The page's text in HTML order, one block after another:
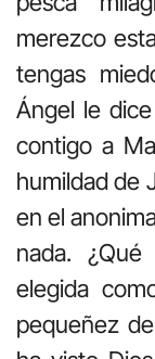
merezco
tengas
Ángel le
contigo a
humildad de
en el
nada.
elegida
pequeñez